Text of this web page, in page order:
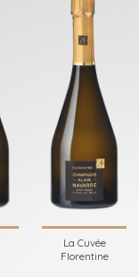
La Cuvée
Florentine